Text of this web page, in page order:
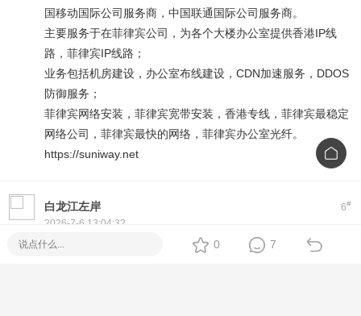
国移动国际公司服务商，中国联通国际公司服务商。
主要服务于在菲律宾公司，为各个大楼办公室提供香港IP线
路，菲律宾IP线路；
业务包括机房建设，办公室布线建设，CDN加速服务，DDOS
防御服务；
菲律宾网络安装，菲律宾宽带安装，香港专线，菲律宾最稳定
网络公司，菲律宾最快的网络，菲律宾办公室光纤。
https://suniway.net
6#
白龙江左岸
2026-7-6 13:04:32
在菲充话费关注公众号：ee付
0 7